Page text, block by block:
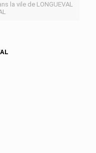
la vile de LONGUEVAL